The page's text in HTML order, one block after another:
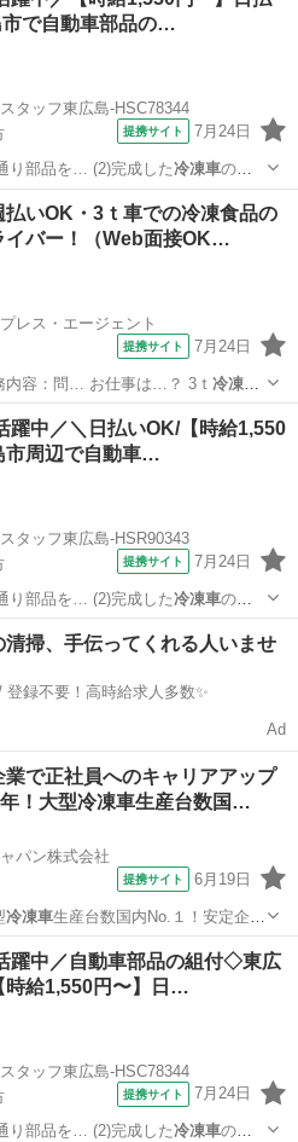
で自動車部品の…
タッフ東広島-HSC78344
提携サイト 7月24日
へ 指示通り部品を… (2)完成した冷凍車の中
払いOK・3ｔ車での冷凍食品の
イバー！（Web面接OK…
レス・エージェント
提携サイト 7月24日
内容：問… お仕事は…？ 3ｔ 冷凍車
イバー
躍中／＼日払いOK/【時給1,550
市周辺で自動車…
タッフ東広島-HSR90343
提携サイト 7月24日
へ 指示通り部品を… (2)完成した冷凍車の中
清掃、手伝ってくれる人いませ
日給例1万円〜 / 登録不要！高時給求人多数✨
Ad
で正社員へのキャリアアップ
！大型冷凍車生産台数国…
パン株式会社
提携サイト 6月19日
冷凍車生産台数国内No.１！安定企
躍中／自動車部品の組付◇東広
給1,550円〜】日…
タッフ東広島-HSC78344
提携サイト 7月24日
へ 指示通り部品を… (2)完成した冷凍車の中